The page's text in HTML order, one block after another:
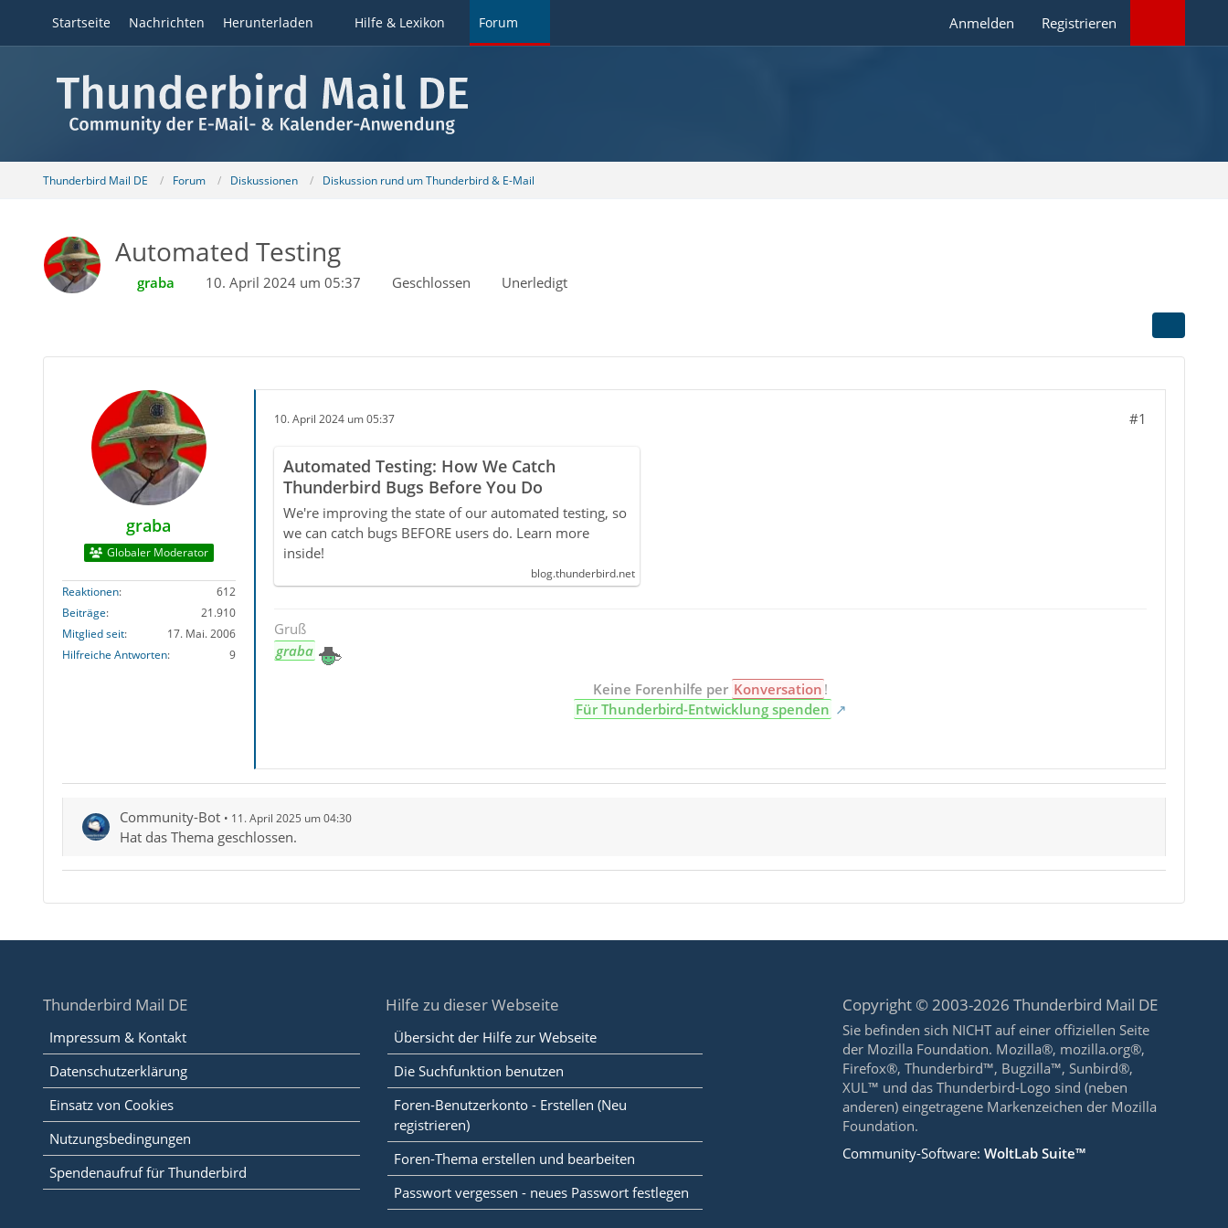
Startseite Nachrichten Herunterladen Hilfe & Lexikon Forum Anmelden Registrieren
Thunderbird Mail DE Forum Diskussionen Diskussion rund um Thunderbird & E-Mail
Automated Testing
graba 10. April 2024 um 05:37 Geschlossen Unerledigt
graba
Globaler Moderator
Reaktionen
612
Beiträge
21.910
Mitglied seit
17. Mai. 2006
Hilfreiche Antworten
9
10. April 2024 um 05:37 #1
Automated Testing: How We Catch
Thunderbird Bugs Before You Do
We're improving the state of our automated testing, so
we can catch bugs BEFORE users do. Learn more
inside!
blog.thunderbird.net
Gruß
graba
Keine Forenhilfe per Konversation !
Für Thunderbird-Entwicklung spenden
Community-Bot 11. April 2025 um 04:30
Hat das Thema geschlossen.
Thunderbird Mail DE
Impressum & Kontakt
Datenschutzerklärung
Einsatz von Cookies
Nutzungsbedingungen
Spendenaufruf für Thunderbird
Hilfe zu dieser Webseite
Übersicht der Hilfe zur Webseite
Die Suchfunktion benutzen
Foren-Benutzerkonto - Erstellen (Neu
registrieren)
Foren-Thema erstellen und bearbeiten
Passwort vergessen - neues Passwort festlegen
Copyright © 2003-2026 Thunderbird Mail DE
Sie befinden sich NICHT auf einer offiziellen Seite
der Mozilla Foundation. Mozilla®, mozilla.org®,
Firefox®, Thunderbird™, Bugzilla™, Sunbird®,
XUL™ und das Thunderbird-Logo sind (neben
anderen) eingetragene Markenzeichen der Mozilla
Foundation.
Community-Software:WoltLab Suite™